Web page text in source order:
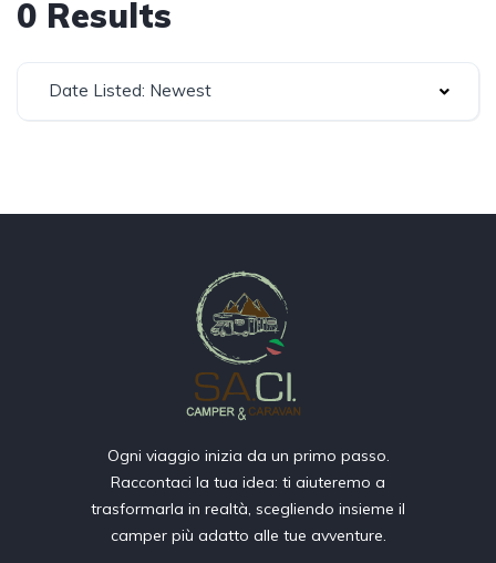
0 Results
Date Listed: Newest
Ogni viaggio inizia da un primo passo.
Raccontaci la tua idea: ti aiuteremo a
trasformarla in realtà, scegliendo insieme il
camper più adatto alle tue avventure.